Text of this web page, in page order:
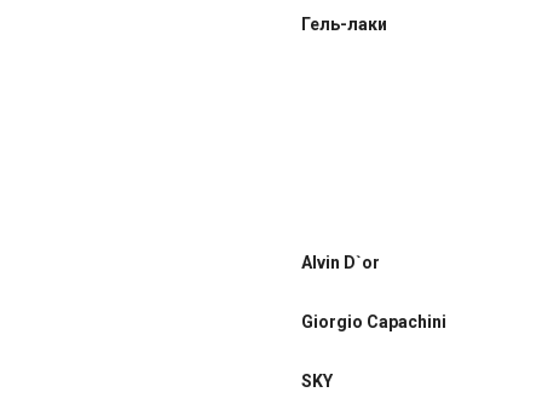
Гель-лаки
Alvin D`or
Giorgio Capachini
SKY